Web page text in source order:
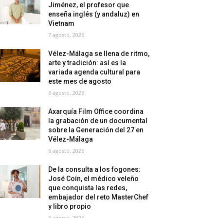
Jiménez, el profesor que
enseña inglés (y andaluz) en
Vietnam
7 agosto, 2026
Vélez-Málaga se llena de ritmo,
arte y tradición: así es la
variada agenda cultural para
este mes de agosto
6 agosto, 2026
Axarquía Film Office coordina
la grabación de un documental
sobre la Generación del 27 en
Vélez-Málaga
6 agosto, 2026
De la consulta a los fogones:
José Coín, el médico veleño
que conquista las redes,
embajador del reto MasterChef
y libro propio